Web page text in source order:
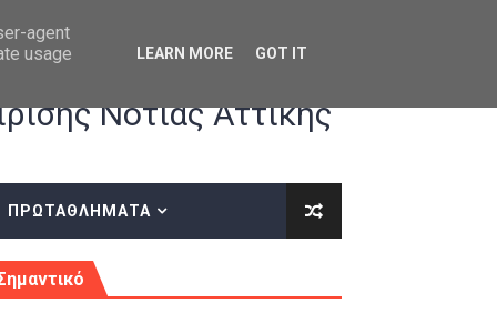
οδηγίες επί του ΚΑΝΟΝΙΣΜΟΥ ΕΓΓΡΑΦΩΝ-ΜΕΤΑΓΡΑΦΩΝ ΤΗΣ
Νότιας Αττικής
ΠΡΩΤΑΘΛΗΜΑΤΑ
agent
usage
LEARN MORE GOT IT